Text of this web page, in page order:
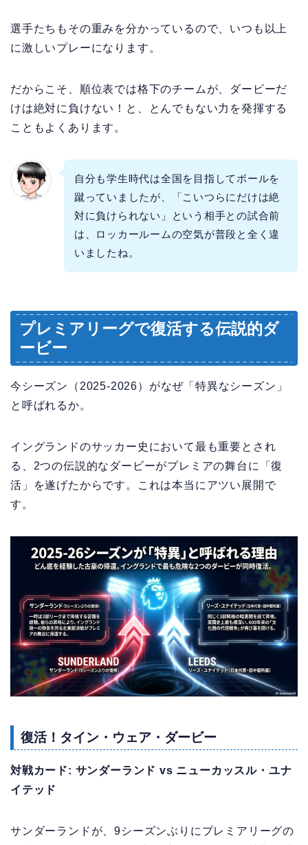
選手たちもその重みを分かっているので、いつも以上
に激しいプレーになります。
だからこそ、順位表では格下のチームが、ダービーだ
けは絶対に負けない！と、とんでもない力を発揮する
こともよくあります。
自分も学生時代は全国を目指してボールを
蹴っていましたが、「こいつらにだけは絶
対に負けられない」という相手との試合前
は、ロッカールームの空気が普段と全く違
いましたね。
プレミアリーグで復活する伝説的ダ
ービー
今シーズン（2025-2026）がなぜ「特異なシーズン」
と呼ばれるか。
イングランドのサッカー史において最も重要とされ
る、2つの伝説的なダービーがプレミアの舞台に「復
活」を遂げたからです。これは本当にアツい展開で
す。
復活！タイン・ウェア・ダービー
対戦カード: サンダーランド vs ニューカッスル・ユナ
イテッド
サンダーランドが、9シーズンぶりにプレミアリーグの